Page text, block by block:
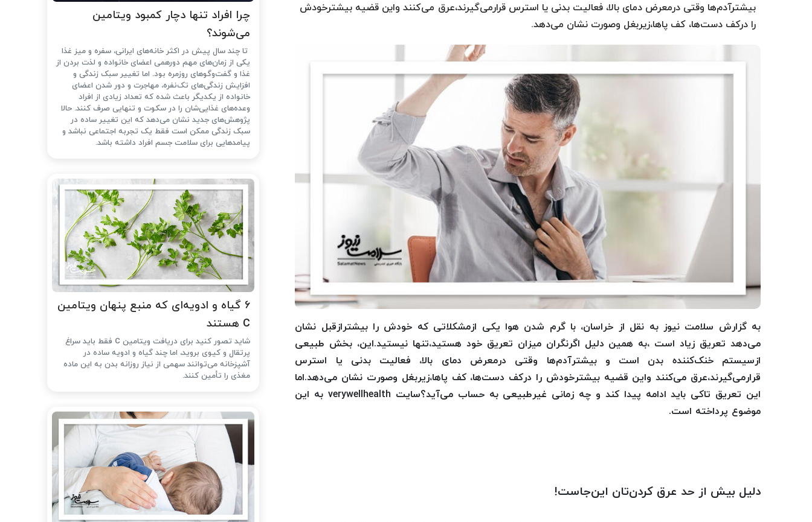
بیشترآدم‌ها وقتی درمعرض دمای بالا، فعالیت بدنی یا استرس قرارمی‌گیرند،عرق می‌کنند واین قضیه بیشترخودش
را درکف دست‌ها، کف پاها،زیربغل وصورت نشان می‌دهد.
به گزارش سلامت نیوز به نقل از خراسان، با گرم شدن هوا یکی ازمشکلاتی که خودش را بیشترازقبل نشان
می‌دهد تعریق زیاد است ،به همین دلیل اگرنگران میزان تعریق خود هستید،تنها نیستید.این، بخش طبیعی
ازسیستم‌ خنک‌کننده بدن است و بیشترآدم‌ها وقتی درمعرض دمای بالا، فعالیت بدنی یا استرس
قرارمی‌گیرند،عرق می‌کنند واین قضیه بیشترخودش را درکف دست‌ها، کف پاها،زیربغل وصورت نشان می‌دهد.اما
این تعریق تاکی باید ادامه پیدا کند و چه زمانی غیرطبیعی به حساب می‌آید؟سایت verywellhealth به این
موضوع پرداخته است.
دلیل بیش از حد عرق کردن‌تان این‌جاست!
چرا افراد تنها دچار کمبود ویتامین
می‌شوند؟
تا چند سال پیش در اکثر خانه‌های ایرانی، سفره و میز غذا
یکی از زمان‌های مهم دورهمی اعضای خانواده و لذت بردن از
غذا و گفت‌وگوهای روزمره بود. اما تغییر سبک زندگی و
افزایش زندگی‌های تک‌نفره، مهاجرت و دور شدن اعضای
خانواده از یکدیگر باعث شده که تعداد زیادی از افراد
وعده‌های غذایی‌شان را در سکوت و تنهایی صرف کنند. حالا
پژوهش‌های جدید نشان می‌دهد که این تغییر ساده در
سبک زندگی ممکن است فقط یک تجربه اجتماعی نباشد و
پیامدهایی برای سلامت جسم افراد داشته باشد.
۶ گیاه و ادویه‌ای که منبع پنهان ویتامین
C هستند
شاید تصور کنید برای دریافت ویتامین C فقط باید سراغ
پرتقال و کیوی بروید، اما چند گیاه و ادویه ساده در
آشپزخانه می‌توانند سهمی از نیاز روزانه بدن به این ماده
مغذی را تأمین کنند.